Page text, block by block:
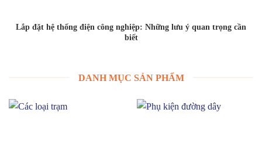
Lắp đặt hệ thống điện công nghiệp: Những lưu ý quan trọng cần
biết
DANH MỤC SẢN PHẨM